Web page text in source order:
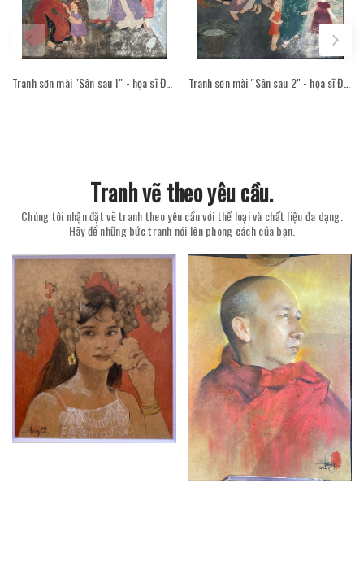
Tranh vẽ theo yêu cầu.
Chúng tôi nhận đặt vẽ tranh theo yêu cầu với thể loại và chất liệu đa dạng.
Hãy để những bức tranh nói lên phong cách của bạn.